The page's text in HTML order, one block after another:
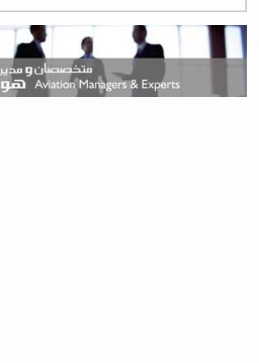
هوش مصنوعی وارد تعمیر و بازرسی موتورهای هواپیما شد
حمله هوایی به تأسیسات فرودگاه سمنان
دلاری